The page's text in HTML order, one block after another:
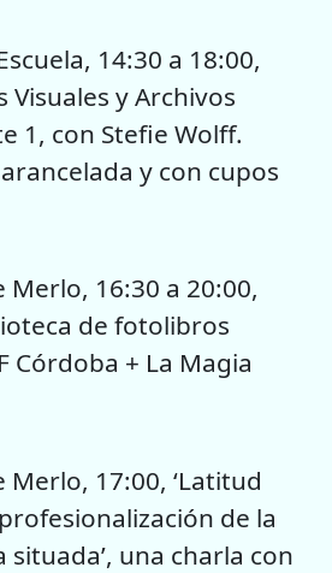
14:30 a 18:00,
Visuales y Archivos
1, con Stefie Wolff.
y con cupos
Merlo, 16:30 a 20:00,
de fotolibros
Córdoba + La Magia
Merlo, 17:00, ‘Latitud
de la
una charla con